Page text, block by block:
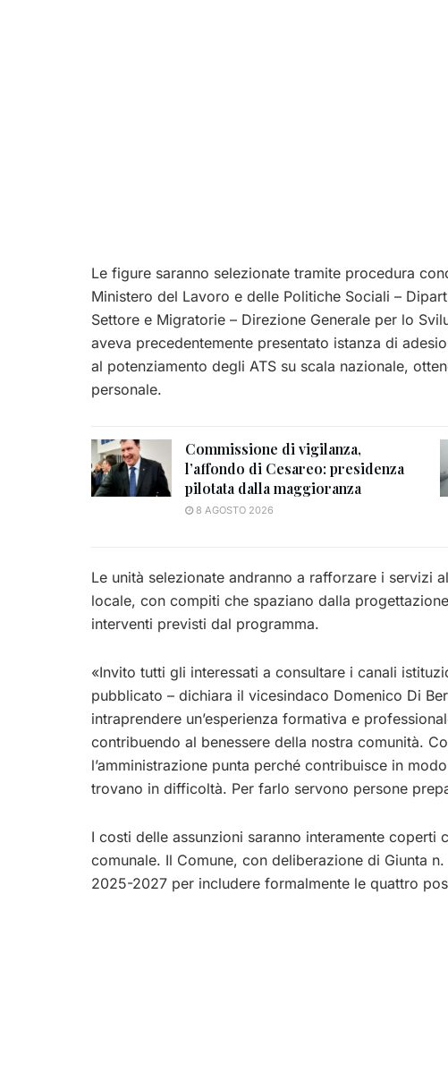
Le figure saranno selezionate tramite procedura
Ministero del Lavoro e delle Politiche Sociali –
Settore e Migratorie – Direzione Generale per lo
aveva precedentemente presentato istanza di
al potenziamento degli ATS su scala nazionale,
personale.
Commissione di vigilanza,
l’affondo di Cesareo: presidenza
pilotata dalla maggioranza
8 AGOSTO 2026
Le unità selezionate andranno a rafforzare i servizi
locale, con compiti che spaziano dalla
interventi previsti dal programma.
«Invito tutti gli interessati a consultare i canali
pubblicato – dichiara il vicesindaco Domenico Di
intraprendere un’esperienza formativa e
contribuendo al benessere della nostra comunità.
l’amministrazione punta perché contribuisce in
trovano in difficoltà. Per farlo servono persone
I costi delle assunzioni saranno interamente
comunale. Il Comune, con deliberazione di Giunta
2025-2027 per includere formalmente le quattro